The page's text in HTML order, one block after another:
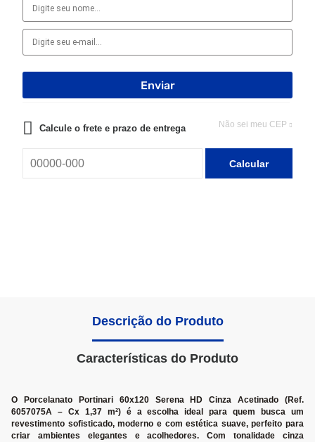
Calcule o frete e prazo de entrega Não sei meu CEP
Calcular
Descrição do Produto
Características do Produto
O Porcelanato Portinari 60x120 Serena HD Cinza Acetinado (Ref.
6057075A – Cx 1,37 m²) é a escolha ideal para quem busca um
revestimento sofisticado, moderno e com estética suave, perfeito para
criar ambientes elegantes e acolhedores. Com tonalidade cinza